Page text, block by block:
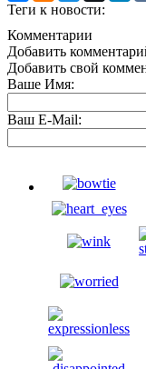
Теги к новости:
Комментарии
Добавить
Добавить свой
Ваше Имя:
Ваш E-Mail: